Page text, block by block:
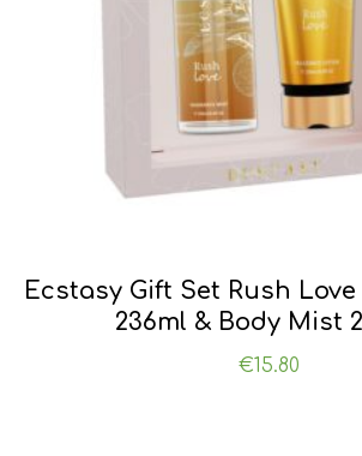
Ecstasy Gift Set Rush
236ml & Body Mist
€15.80